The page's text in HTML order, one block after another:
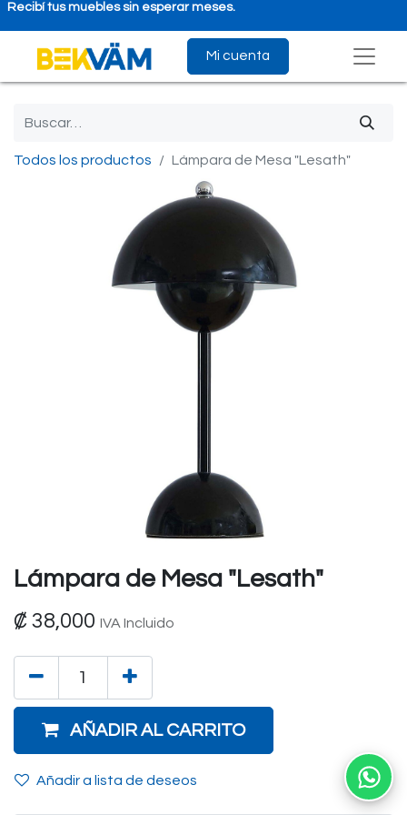
Recibí tus muebles sin esperar meses.
Mi cuenta
Todos los productos Lámpara de Mesa "Lesath"
Lámpara de Mesa "Lesath"
₡ 38,000 IVA Incluido
AÑADIR AL CARRITO
Añadir a lista de deseos